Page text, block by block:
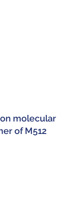
molecular
of M512